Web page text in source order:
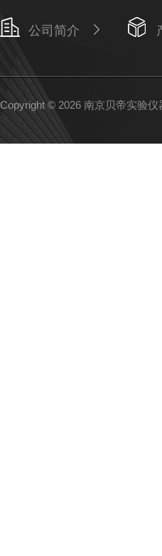
公司简介
Copyright © 2026 南京贝帝实验